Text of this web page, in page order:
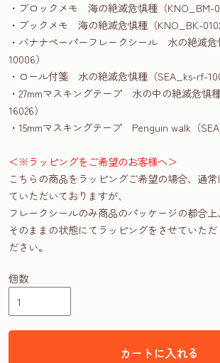
・ブロックメモ 海の絶滅危惧種（KNO_BM-
・ブックメモ 海の絶滅危惧種（KNO_BK-
・バナナペーパーフレークシール 水の絶滅
10006）
・ロール付箋 水の絶滅危惧種（SEA_ks-rf-
・27mmマスキングテープ 水の中の絶滅危惧
16026）
・15mmマスキングテープ Penguin walk（
＜※ラッピングをご希望のお客様へ＞
こちらの商品をラッピングご希望の場合、通
ていただいておりますが、
フレークシールのみ商品のパッケージの都合
そのままの状態にてラッピングをさせていた
ださい。
個数
カートに入れる